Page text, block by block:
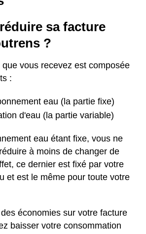
sa facture
?
vous recevez est composée
:
eau (la partie fixe)
d'eau (la partie variable)
eau étant fixe, vous ne
à moins de changer de
ce dernier est fixé par votre
et est le même pour toute votre
économies sur votre facture
baisser votre consommation